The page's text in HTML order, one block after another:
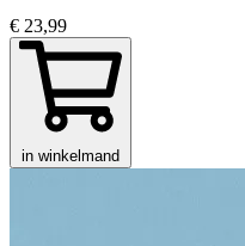
€ 23,99
in winkelmand